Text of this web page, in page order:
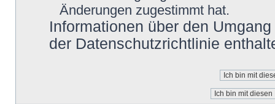
Änderungen zugestimmt hat.
Informationen über den
der Datenschutzrichtlinie